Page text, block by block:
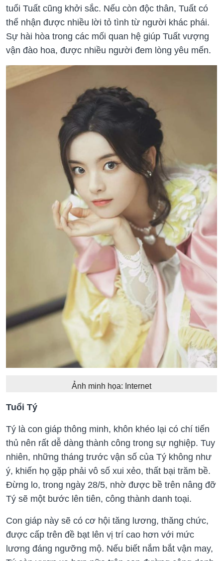
tuổi Tuất cũng khởi sắc. Nếu còn độc thân, Tuất có
thể nhận được nhiều lời tỏ tình từ người khác phái.
Sự hài hòa trong các mối quan hệ giúp Tuất vượng
vận đào hoa, được nhiều người đem lòng yêu mến.
Ảnh minh họa: Internet
Tuổi Tý
Tý là con giáp thông minh, khôn khéo lại có chí tiến
thủ nên rất dễ dàng thành công trong sự nghiệp. Tuy
nhiên, những tháng trước vận số của Tý không như
ý, khiến họ gặp phải vô số xui xẻo, thất bại trăm bề.
Đừng lo, trong ngày 28/5, nhờ được bề trên nâng đỡ
Tý sẽ một bước lên tiên, công thành danh toại.
Con giáp này sẽ có cơ hội tăng lương, thăng chức,
được cấp trên đề bạt lên vị trí cao hơn với mức
lương đáng ngưỡng mộ. Nếu biết nắm bắt vận may,